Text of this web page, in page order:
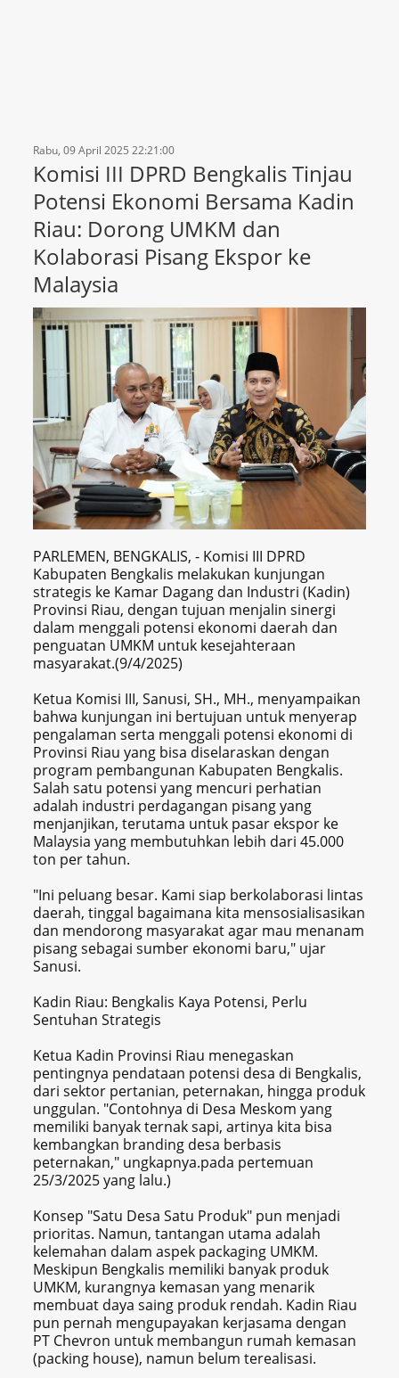
Rabu, 09 April 2025 22:21:00
Komisi III DPRD Bengkalis Tinjau
Potensi Ekonomi Bersama Kadin
Riau: Dorong UMKM dan
Kolaborasi Pisang Ekspor ke
Malaysia
PARLEMEN, BENGKALIS, - Komisi III DPRD
Kabupaten Bengkalis melakukan kunjungan
strategis ke Kamar Dagang dan Industri (Kadin)
Provinsi Riau, dengan tujuan menjalin sinergi
dalam menggali potensi ekonomi daerah dan
penguatan UMKM untuk kesejahteraan
masyarakat.(9/4/2025)
Ketua Komisi III, Sanusi, SH., MH., menyampaikan
bahwa kunjungan ini bertujuan untuk menyerap
pengalaman serta menggali potensi ekonomi di
Provinsi Riau yang bisa diselaraskan dengan
program pembangunan Kabupaten Bengkalis.
Salah satu potensi yang mencuri perhatian
adalah industri perdagangan pisang yang
menjanjikan, terutama untuk pasar ekspor ke
Malaysia yang membutuhkan lebih dari 45.000
ton per tahun.
"Ini peluang besar. Kami siap berkolaborasi lintas
daerah, tinggal bagaimana kita mensosialisasikan
dan mendorong masyarakat agar mau menanam
pisang sebagai sumber ekonomi baru," ujar
Sanusi.
Kadin Riau: Bengkalis Kaya Potensi, Perlu
Sentuhan Strategis
Ketua Kadin Provinsi Riau menegaskan
pentingnya pendataan potensi desa di Bengkalis,
dari sektor pertanian, peternakan, hingga produk
unggulan. "Contohnya di Desa Meskom yang
memiliki banyak ternak sapi, artinya kita bisa
kembangkan branding desa berbasis
peternakan," ungkapnya.pada pertemuan
25/3/2025 yang lalu.)
Konsep "Satu Desa Satu Produk" pun menjadi
prioritas. Namun, tantangan utama adalah
kelemahan dalam aspek packaging UMKM.
Meskipun Bengkalis memiliki banyak produk
UMKM, kurangnya kemasan yang menarik
membuat daya saing produk rendah. Kadin Riau
pun pernah mengupayakan kerjasama dengan
PT Chevron untuk membangun rumah kemasan
(packing house), namun belum terealisasi.